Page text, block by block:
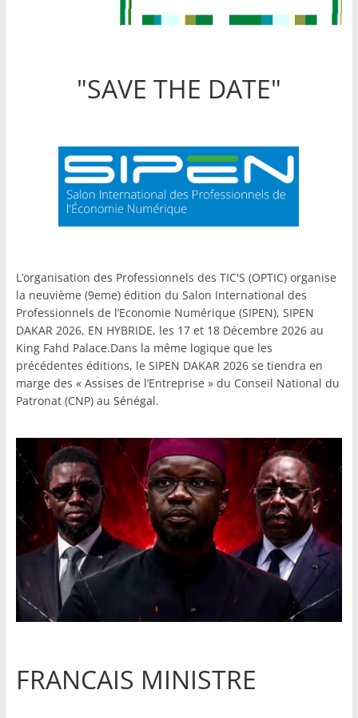
"SAVE THE DATE"
L’organisation des Professionnels des TIC'S (OPTIC) organise
la neuvième (9eme) édition du Salon International des
Professionnels de l’Economie Numérique (SIPEN), SIPEN
DAKAR 2026, EN HYBRIDE, les 17 et 18 Décembre 2026 au
King Fahd Palace.Dans la même logique que les
précédentes éditions, le SIPEN DAKAR 2026 se tiendra en
marge des « Assises de l’Entreprise » du Conseil National du
Patronat (CNP) au Sénégal.
FRANCAIS MINISTRE